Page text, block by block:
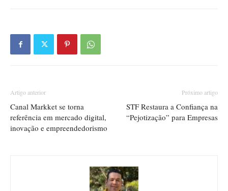
Artigo anterior
Canal Markket se torna
referência em mercado digital,
inovação e empreendedorismo
Próximo artigo
STF Restaura a Confiança na
“Pejotização” para Empresas